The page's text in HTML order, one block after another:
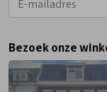
Woensdag
Vrijdag
Zaterdag
Bezoek onze